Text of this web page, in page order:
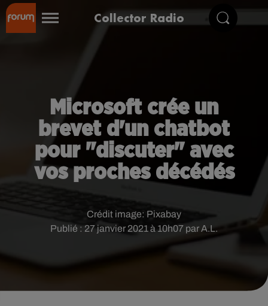
Collector Radio
Microsoft crée un
brevet d'un chatbot
pour "discuter" avec
vos proches décédés
Publié : 27 janvier 2021 à 10h07 par A.L.
Crédit image: Pixabay